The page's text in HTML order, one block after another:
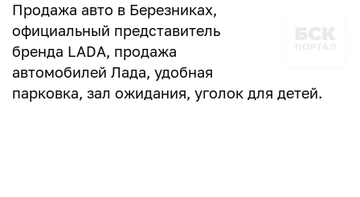
Продажа авто в Березниках,
официальный представитель
бренда LADA, продажа
автомобилей Лада, удобная
парковка, зал ожидания, уголок для детей.